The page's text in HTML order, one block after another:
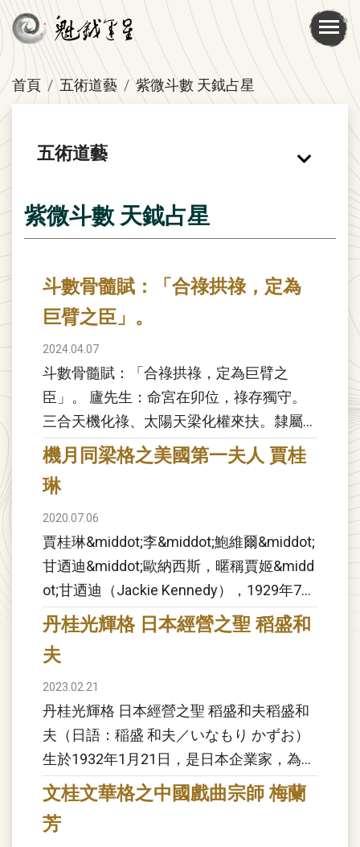
首頁 五術道藝 紫微斗數 天鉞占星
五術道藝
紫微斗數 天鉞占星
斗數骨髓賦：「合祿拱祿，定為
巨臂之臣」。
2024.04.07
斗數骨髓賦：「合祿拱祿，定為巨臂之
臣」。 廬先生：命宮在卯位，祿存獨守。
三合天機化祿、太陽天梁化權來扶。隸屬富
貴雙全之格，故貴為新加坡要員。然而在民
國七十六年十月初，為追尋女友來台；經由
國內黨政軍各界...
機月同梁格之美國第一夫人 賈桂
琳
2020.07.06
賈桂琳&middot;李&middot;鮑維爾&middot;
甘迺迪&middot;歐納西斯，暱稱賈姬&midd
ot;甘迺迪（Jackie Kennedy），1929年7月
28日生，美國第35任總統約...
丹桂光輝格 日本經營之聖 稻盛和
夫
2023.02.21
丹桂光輝格 日本經營之聖 稻盛和夫稻盛和
夫（日語：稲盛 和夫／いなもり かずお）
生於1932年1月21日，是日本企業家，為京
瓷與第二電電（今KDDI）創辦人，他於28
歲(虛歲)創辦京都陶瓷株式會社，現...
文桂文華格之中國戲曲宗師 梅蘭
芳